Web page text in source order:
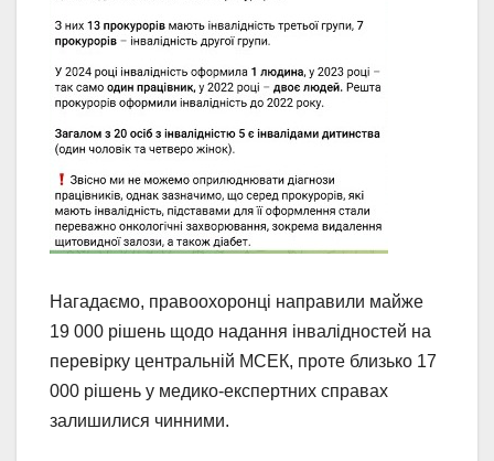
Нагадаємо, правоохоронці направили майже
19 000 рішень щодо надання інвалідностей на
перевірку центральній МСЕК, проте близько 17
000 рішень у медико-експертних справах
залишилися чинними.